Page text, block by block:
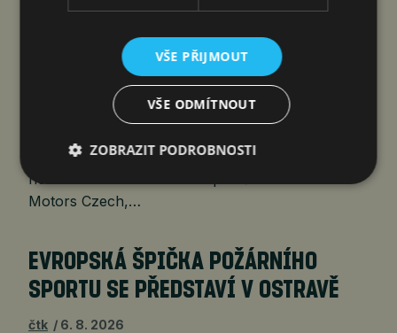
Praha 6. srpna 2026 (PROTEXT) – Chery přivádí
na český trh nový model TIGGO 7 HEV. Full-
hybridní SUV rozšiřuje nabídku značky
v nejžádanějším segmentu rodinných vozů
a bezpečnost potvrzenou pětihvězdičkovým
hodnocením Euro NCAP. Společnost Astana
Motors Czech,…
EVROPSKÁ ŠPIČKA POŽÁRNÍHO
SPORTU SE PŘEDSTAVÍ V OSTRAVĚ
čtk 6. 8. 2026
VŠE PŘIJMOUT
VŠE ODMÍTNOUT
ZOBRAZIT PODROBNOSTI